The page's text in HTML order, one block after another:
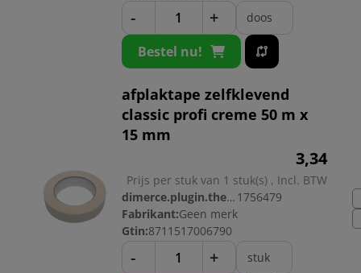
- + doos
Bestel nu!
afplaktape zelfklevend
classic profi creme 50 m x
15 mm
3,34
Prijs per stuk van 1 stuk(s) , Incl. BTW
dimerce.plugin.theme.productnr: 1756479
Fabrikant:Geen merk
Gtin:8711517006790
- + stuk